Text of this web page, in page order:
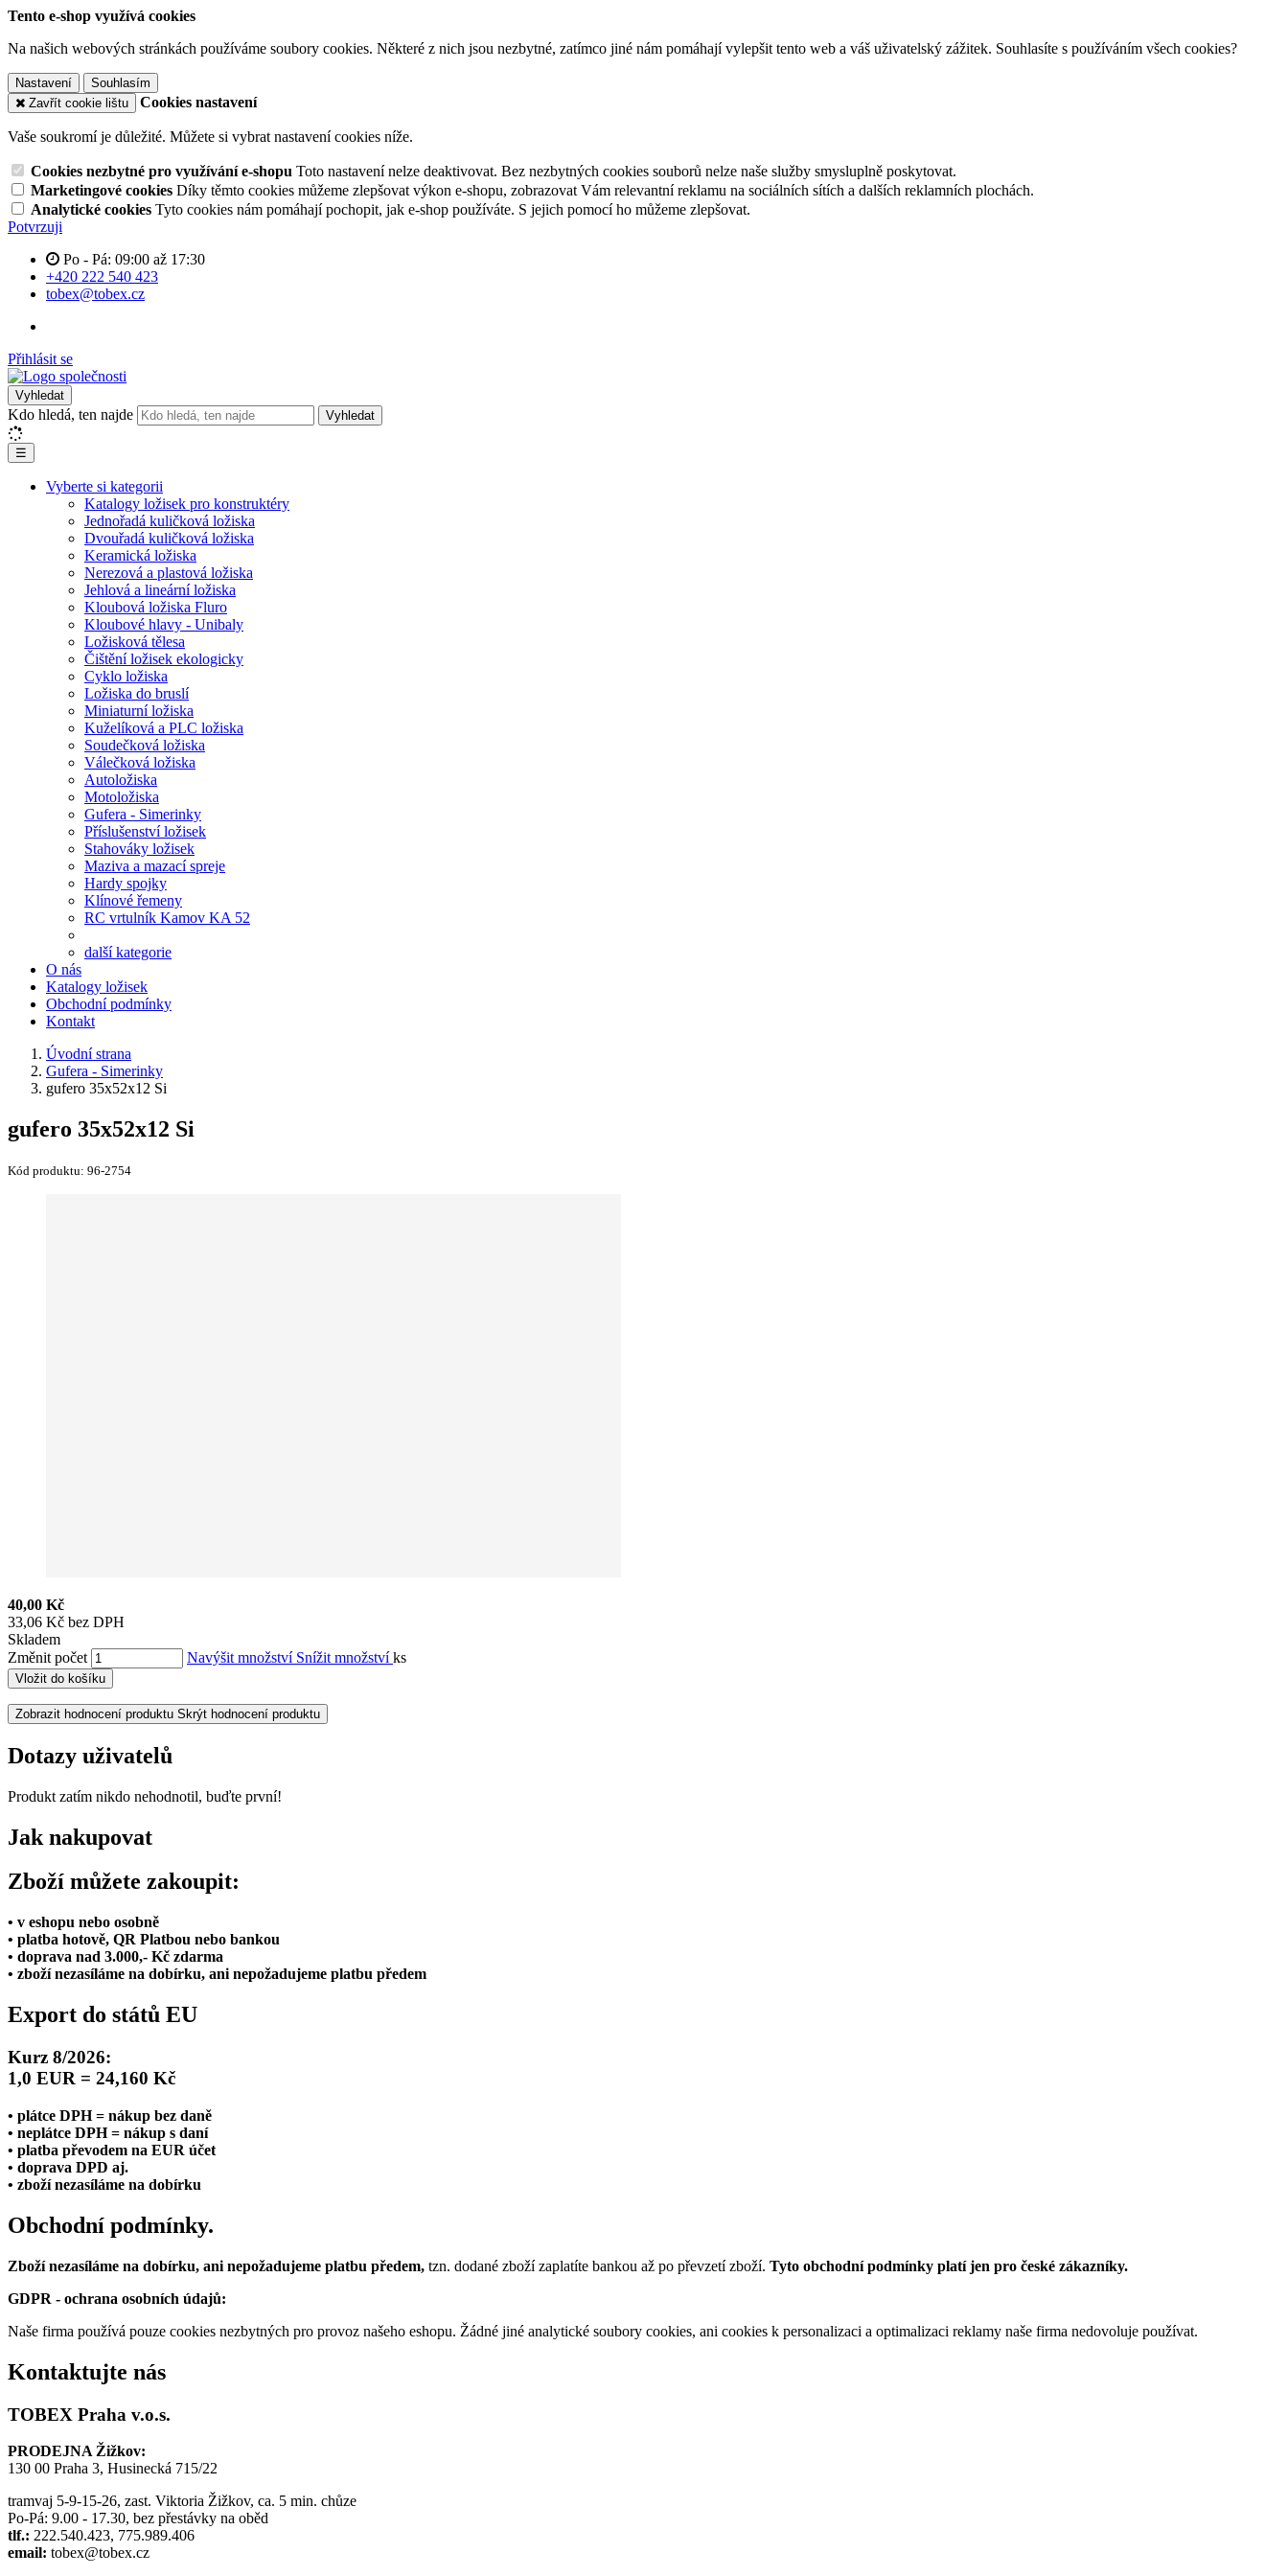
Tento e-shop využívá cookies
Na našich webových stránkách používáme soubory cookies. Některé z nich jsou nezbytné, zatímco jiné nám pomáhají vylepšit tento web a váš uživatelský zážitek. Souhlasíte s používáním všech cookies?
Nastavení
Souhlasím
Zavřít cookie lištu
Cookies nastavení
Vaše soukromí je důležité. Můžete si vybrat nastavení cookies níže.
Cookies nezbytné pro využívání e-shopu Toto nastavení nelze deaktivovat. Bez nezbytných cookies souborů nelze naše služby smysluplně poskytovat.
Marketingové cookies Díky těmto cookies můžeme zlepšovat výkon e-shopu, zobrazovat Vám relevantní reklamu na sociálních sítích a dalších reklamních plochách.
Analytické cookies Tyto cookies nám pomáhají pochopit, jak e-shop používáte. S jejich pomocí ho můžeme zlepšovat.
Potvrzuji
Po - Pá: 09:00 až 17:30
+420 222 540 423
tobex@tobex.cz
Přihlásit se
Vyhledat
Kdo hledá, ten najde Vyhledat
☰
Vyberte si kategorii
Katalogy ložisek pro konstruktéry
Jednořadá kuličková ložiska
Dvouřadá kuličková ložiska
Keramická ložiska
Nerezová a plastová ložiska
Jehlová a lineární ložiska
Kloubová ložiska Fluro
Kloubové hlavy - Unibaly
Ložisková tělesa
Čištění ložisek ekologicky
Cyklo ložiska
Ložiska do bruslí
Miniaturní ložiska
Kuželíková a PLC ložiska
Soudečková ložiska
Válečková ložiska
Autoložiska
Motoložiska
Gufera - Simerinky
Příslušenství ložisek
Stahováky ložisek
Maziva a mazací spreje
Hardy spojky
Klínové řemeny
RC vrtulník Kamov KA 52
další kategorie
O nás
Katalogy ložisek
Obchodní podmínky
Kontakt
Úvodní strana
Gufera - Simerinky
gufero 35x52x12 Si
gufero 35x52x12 Si
Kód produktu: 96-2754
40,00 Kč
33,06 Kč bez DPH
Skladem
Změnit počet
Navýšit množství Snížit množstvíks
Vložit do košíku
Zobrazit hodnocení produktu Skrýt hodnocení produktu
Dotazy uživatelů
Produkt zatím nikdo nehodnotil, buďte první!
Jak nakupovat
Zboží můžete zakoupit:
• v eshopu nebo osobně
• platba hotově, QR Platbou nebo bankou
• doprava nad 3.000,- Kč zdarma
• zboží nezasíláme na dobírku, ani nepožadujeme platbu předem
Export do států EU
Kurz 8/2026:
1,0 EUR = 24,160 Kč
• plátce DPH = nákup bez daně
• neplátce DPH = nákup s daní
• platba převodem na EUR účet
• doprava DPD aj.
• zboží nezasíláme na dobírku
Obchodní podmínky.
Zboží nezasíláme na dobírku, ani nepožadujeme platbu předem, tzn. dodané zboží zaplatíte bankou až po převzetí zboží. Tyto obchodní podmínky platí jen pro české zákazníky.
GDPR - ochrana osobních údajů:
Naše firma používá pouze cookies nezbytných pro provoz našeho eshopu. Žádné jiné analytické soubory cookies, ani cookies k personalizaci a optimalizaci reklamy naše firma nedovoluje používat.
Kontaktujte nás
TOBEX Praha v.o.s.
PRODEJNA Žižkov:
130 00 Praha 3, Husinecká 715/22
tramvaj 5-9-15-26, zast. Viktoria Žižkov, ca. 5 min. chůze
Po-Pá: 9.00 - 17.30, bez přestávky na oběd
tlf.: 222.540.423, 775.989.406
email: tobex@tobex.cz